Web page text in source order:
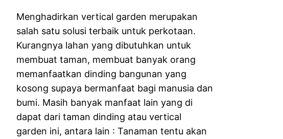
Menghadirkan vertical garden merupakan
salah satu solusi terbaik untuk perkotaan.
Kurangnya lahan yang dibutuhkan untuk
membuat taman, membuat banyak orang
memanfaatkan dinding bangunan yang
kosong supaya bermanfaat bagi manusia dan
bumi. Masih banyak manfaat lain yang di
dapat dari taman dinding atau vertical
garden ini, antara lain : Tanaman tentu akan